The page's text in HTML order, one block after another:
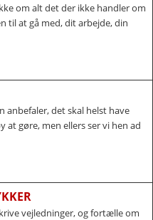
om alt det der ikke handler om
til at gå med, dit arbejde, din
anbefaler, det skal helst have
gøre, men ellers ser vi hen ad
vejledninger, og fortælle om